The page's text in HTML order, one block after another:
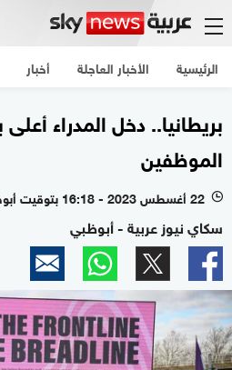
الرئيسية الأخبار العاجلة أخبار
الموظفين
l 22 أغسطس 2023 - 16:18 بتوقيت أبوظبي
سكاي نيوز عربية - أبوظبي